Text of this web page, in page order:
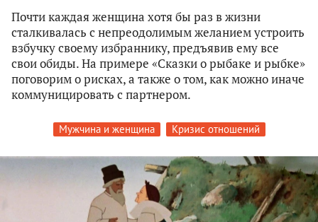
Почти каждая женщина хотя бы раз в жизни
сталкивалась с непреодолимым желанием устроить
взбучку своему избраннику, предъявив ему все
свои обиды. На примере «Сказки о рыбаке и рыбке»
поговорим о рисках, а также о том, как можно иначе
коммуницировать с партнером.
Мужчина и женщина Кризис отношений